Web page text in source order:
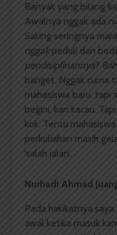
Banyak yang bilang
Awalnya nggak ada
Saking seringnya
nggakpeduli dan
pendisiplinannya?
banget. Nggak cuma
mahasiswa baru, tapi
begini, kan kacau.
kok. Tentu
perkuliahan masih
‘salah jalan’.
Nurhadi Ahmad
Pada hakikatnya
awal ketika masuk